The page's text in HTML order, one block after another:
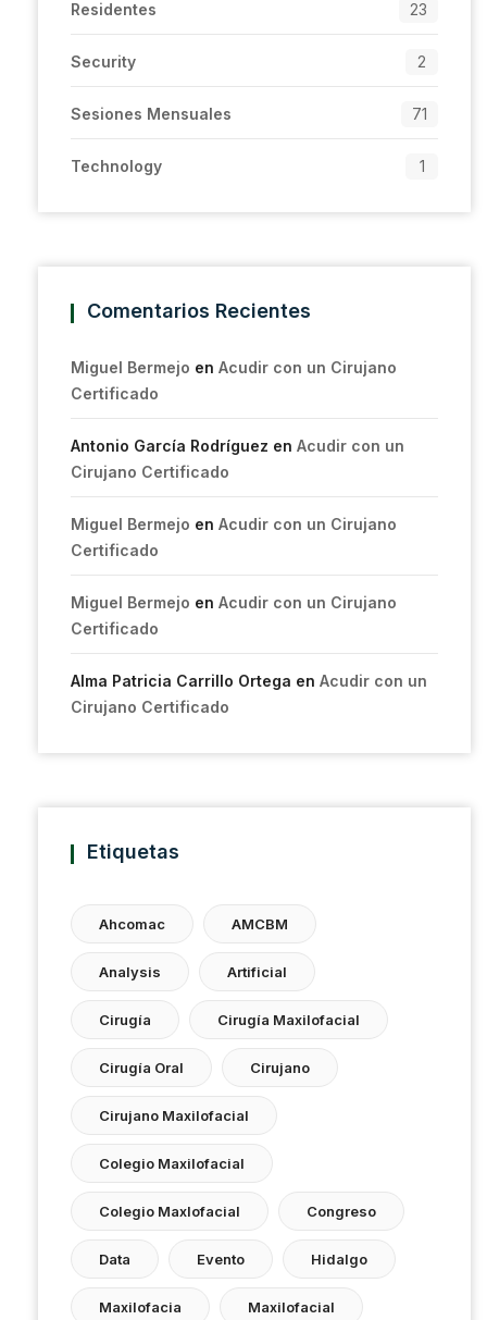
Residentes 23
Security 2
Sesiones Mensuales 71
Technology 1
Comentarios Recientes
Miguel Bermejo en Acudir con un Cirujano
Certificado
Antonio García Rodríguez en Acudir con un
Cirujano Certificado
Miguel Bermejo en Acudir con un Cirujano
Certificado
Miguel Bermejo en Acudir con un Cirujano
Certificado
Alma Patricia Carrillo Ortega en Acudir con un
Cirujano Certificado
Etiquetas
Ahcomac AMCBM
Analysis Artificial
Cirugía Cirugía Maxilofacial
Cirugía Oral Cirujano
Cirujano Maxilofacial
Colegio Maxilofacial
Colegio Maxlofacial Congreso
Data Evento Hidalgo
Maxilofacia Maxilofacial